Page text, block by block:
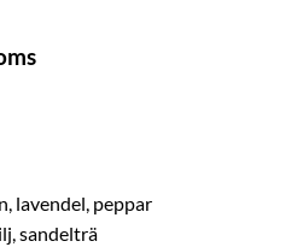
lavendel, peppar
sandelträ